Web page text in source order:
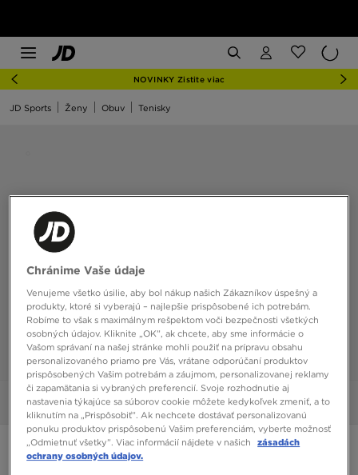
NOVINKY Zistite viac
JD Sports Ženy Obuv Tenisky
Obrázky 360°
NIKE W AIR MAX DN8
Chránime Vaše údaje
Venujeme všetko úsilie, aby bol nákup našich Zákazníkov úspešný a
produkty, ktoré si vyberajú – najlepšie prispôsobené ich potrebám.
Robíme to však s maximálnym rešpektom voči bezpečnosti všetkých
osobných údajov. Kliknite „OK”, ak chcete, aby sme informácie o
Vašom správaní na našej stránke mohli použiť na prípravu obsahu
personalizovaného priamo pre Vás, vrátane odporúčaní produktov
prispôsobených Vašim potrebám a záujmom, personalizovanej reklamy
či zapamätania si vybraných preferencií. Svoje rozhodnutie aj
nastavenia týkajúce sa súborov cookie môžete kedykoľvek zmeniť, a to
kliknutím na „Prispôsobiť”. Ak nechcete dostávať personalizovanú
ponuku produktov prispôsobenú Vašim preferenciám, vyberte možnosť
„Odmietnuť všetky”. Viac informácií nájdete v našich
zásadách
ochrany osobných údajov.